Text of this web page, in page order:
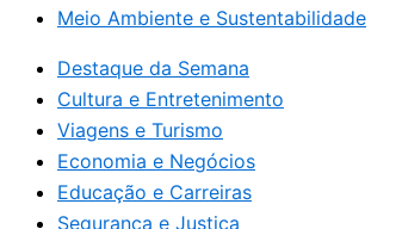
Meio Ambiente e Sustentabilidade
Destaque da Semana
Cultura e Entretenimento
Viagens e Turismo
Economia e Negócios
Educação e Carreiras
Segurança e Justiça